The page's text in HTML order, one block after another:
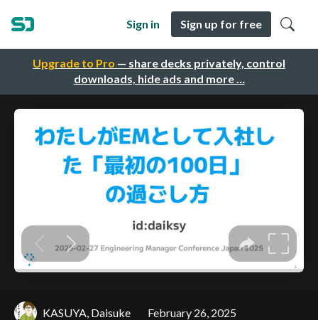
Upgrade to Pro — share decks privately, control
downloads, hide ads and more …
Sign in Sign up for free
KASUYA, Daisuke February 26, 2025